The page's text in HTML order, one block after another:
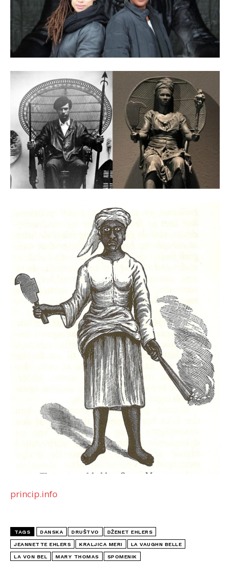
princip.info
TAGS DANSKA DRUŠTVO DŽENET EHLERS
JEANNETTE EHLERS KRALJICA MERI LA VAUGHN BELLE
LA VON BEL MARY THOMAS SPOMENIK